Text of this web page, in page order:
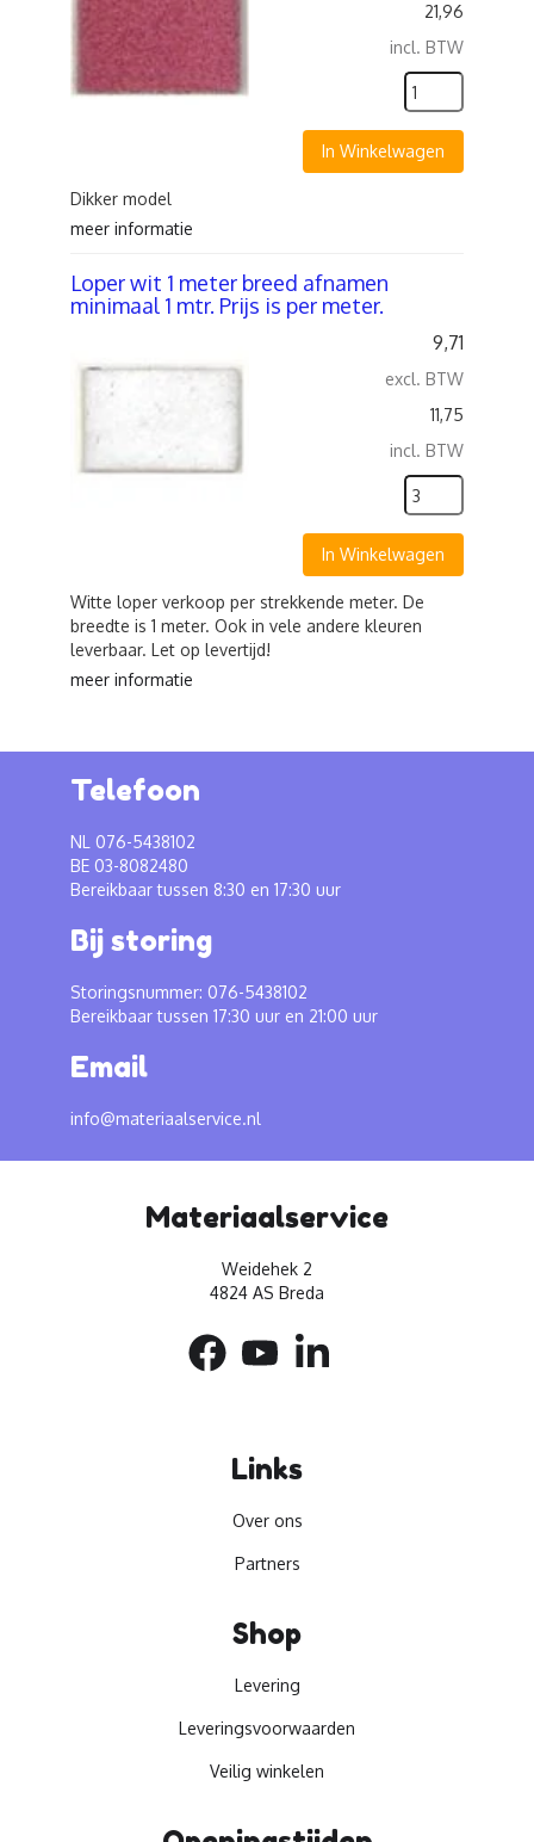
21,96
incl. BTW
In Winkelwagen
Dikker model
meer informatie
Loper wit 1 meter breed afnamen
minimaal 1 mtr. Prijs is per meter.
9,71
excl. BTW
11,75
incl. BTW
In Winkelwagen
Witte loper verkoop per strekkende meter. De
breedte is 1 meter. Ook in vele andere kleuren
leverbaar. Let op levertijd!
meer informatie
Telefoon
NL 076-5438102
BE 03-8082480
Bereikbaar tussen 8:30 en 17:30 uur
Bij storing
Storingsnummer: 076-5438102
Bereikbaar tussen 17:30 uur en 21:00 uur
Email
info@materiaalservice.nl
Materiaalservice
Weidehek 2
4824 AS Breda
Links
Over ons
Partners
Shop
Levering
Leveringsvoorwaarden
Veilig winkelen